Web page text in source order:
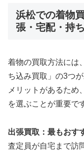
浜松での着物
張・宅配・持ち
着物の買取方法には
ち込み買取」の3つ
メリットがあるため
を選ぶことが重要で
出張買取：最もおす
査定員が自宅まで訪